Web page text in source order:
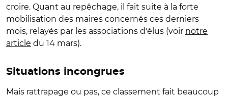
croire. Quant au repêchage, il fait suite à la forte
mobilisation des maires concernés ces derniers
mois, relayés par les associations d'élus (voir notre
article du 14 mars).
Situations incongrues
Mais rattrapage ou pas, ce classement fait beaucoup